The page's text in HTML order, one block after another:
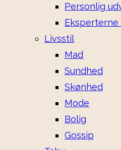
Personlig
Eksperterne
Livsstil
Mad
Sundhed
Skønhed
Mode
Bolig
Gossip